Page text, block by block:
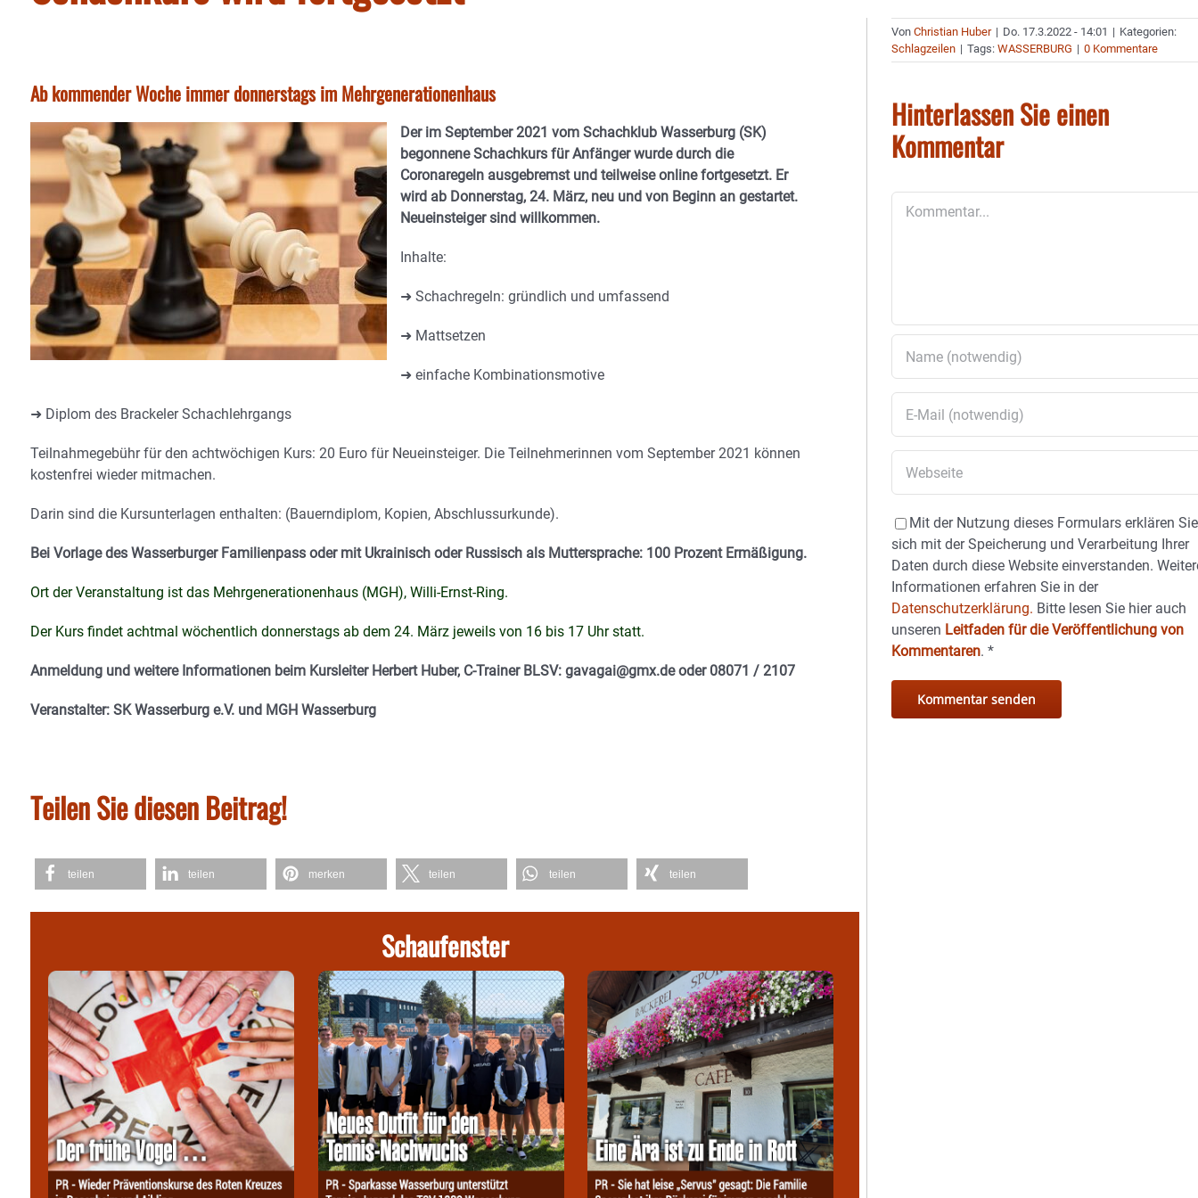
Ab kommender Woche immer donnerstags im Mehrgenerationenhaus
Der im September 2021 vom Schachklub Wasserburg (SK)
begonnene Schachkurs für Anfänger wurde durch die
Coronaregeln ausgebremst und teilweise online fortgesetzt. Er
wird ab Donnerstag, 24. März, neu und von Beginn an gestartet.
Neueinsteiger sind willkommen.
Inhalte:
➜ Schachregeln: gründlich und umfassend
➜ Mattsetzen
➜ einfache Kombinationsmotive
➜ Diplom des Brackeler Schachlehrgangs
Teilnahmegebühr für den achtwöchigen Kurs: 20 Euro für Neueinsteiger. Die Teilnehmerinnen vom September 2021 können
kostenfrei wieder mitmachen.
Darin sind die Kursunterlagen enthalten: (Bauerndiplom, Kopien, Abschlussur­kunde).
Bei Vorlage des Wasserburger Familienpass oder mit Ukrainisch oder Russisch als Muttersprache: 100 Prozent Ermäßigung.
Ort der Veranstaltung ist das Mehrgenerationenhaus (MGH), Willi-Ernst-Ring.
Der Kurs findet achtmal wöchentlich donnerstags ab dem 24. März jeweils von 16 bis 17 Uhr statt.
Anmeldung und weitere Informationen beim Kursleiter Herbert Huber, C-Trainer BLSV: gavagai@gmx.de oder 08071 / 2107
Veranstalter: SK Wasserburg e.V. und MGH Wasserburg
Teilen Sie diesen Beitrag!
teilen teilen merken teilen teilen teilen
Schaufenster
VonChristian Huber | Do. 17.3.2022 - 14:01 | Kategorien:
Schlagzeilen | Tags:WASSERBURG | 0 Kommentare
Hinterlassen Sie einen
Kommentar
Mit der Nutzung dieses Formulars erklären Sie
sich mit der Speicherung und Verarbeitung Ihrer
Daten durch diese Website einverstanden.
Informationen erfahren Sie in der
Datenschutzerklärung. Bitte lesen Sie hier auch
unseren Leitfaden für die Veröffentlichung von
Kommentaren.*